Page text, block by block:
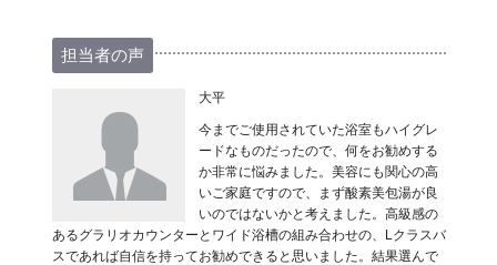
担当者の声
大平
今までご使用されていた浴室もハイグレ
ードなものだったので、何をお勧めする
か非常に悩みました。美容にも関心の高
いご家庭ですので、まず酸素美包湯が良
いのではないかと考えました。高級感の
あるグラリオカウンターとワイド浴槽の組み合わせの、Lクラスバ
スであれば自信を持ってお勧めできると思いました。結果選んで